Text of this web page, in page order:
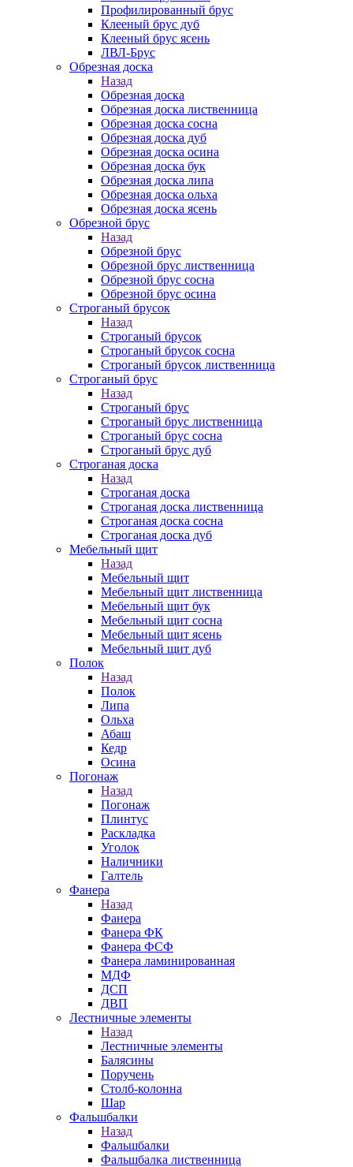
Профилированный брус
Клееный брус дуб
Клееный брус ясень
ЛВЛ-Брус
Обрезная доска
Назад
Обрезная доска
Обрезная доска лиственница
Обрезная доска сосна
Обрезная доска дуб
Обрезная доска осина
Обрезная доска бук
Обрезная доска липа
Обрезная доска ольха
Обрезная доска ясень
Обрезной брус
Назад
Обрезной брус
Обрезной брус лиственница
Обрезной брус сосна
Обрезной брус осина
Строганый брусок
Назад
Строганый брусок
Строганый брусок сосна
Строганый брусок лиственница
Строганый брус
Назад
Строганый брус
Строганый брус лиственница
Строганый брус сосна
Строганый брус дуб
Строганая доска
Назад
Строганая доска
Строганая доска лиственница
Строганая доска сосна
Строганая доска дуб
Мебельный щит
Назад
Мебельный щит
Мебельный щит лиственница
Мебельный щит бук
Мебельный щит сосна
Мебельный щит ясень
Мебельный щит дуб
Полок
Назад
Полок
Липа
Ольха
Абаш
Кедр
Осина
Погонаж
Назад
Погонаж
Плинтус
Раскладка
Уголок
Наличники
Галтель
Фанера
Назад
Фанера
Фанера ФК
Фанера ФСФ
Фанера ламинированная
МДФ
ДСП
ДВП
Лестничные элементы
Назад
Лестничные элементы
Балясины
Поручень
Столб-колонна
Шар
Фальшбалки
Назад
Фальшбалки
Фальшбалка лиственница